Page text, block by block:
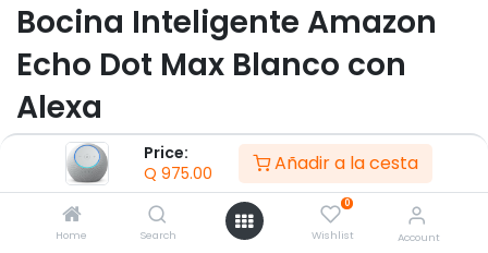
Price:
Q 975.00 Añadir a la cesta
Home Search
0
Wishlist Account
Bocina Inteligente Amazon
Echo Dot Max Blanco con
Alexa
(0 reseña)
- Sonido potente que llena la habitación
- Audio Tweeter de 0.8”, woofer de 2.5”, alta
definición sin pérdidas